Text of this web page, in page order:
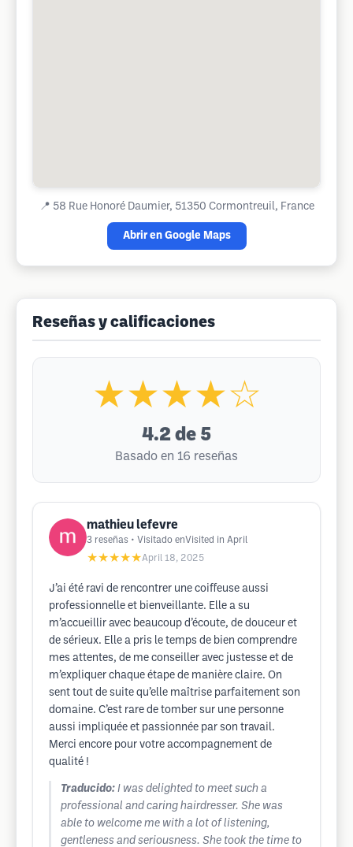
📍 58 Rue Honoré Daumier, 51350 Cormontreuil, France
Abrir en Google Maps
Reseñas y calificaciones
★★★★☆
4.2 de 5
Basado en 16 reseñas
mathieu lefevre
3 reseñas • Visitado enVisited in April
★★★★★April 18, 2025
J’ai été ravi de rencontrer une coiffeuse aussi
professionnelle et bienveillante. Elle a su
m’accueillir avec beaucoup d’écoute, de douceur et
de sérieux. Elle a pris le temps de bien comprendre
mes attentes, de me conseiller avec justesse et de
m’expliquer chaque étape de manière claire. On
sent tout de suite qu’elle maîtrise parfaitement son
domaine. C’est rare de tomber sur une personne
aussi impliquée et passionnée par son travail.
Merci encore pour votre accompagnement de
qualité !
Traducido: I was delighted to meet such a
professional and caring hairdresser. She was
able to welcome me with a lot of listening,
gentleness and seriousness. She took the time to